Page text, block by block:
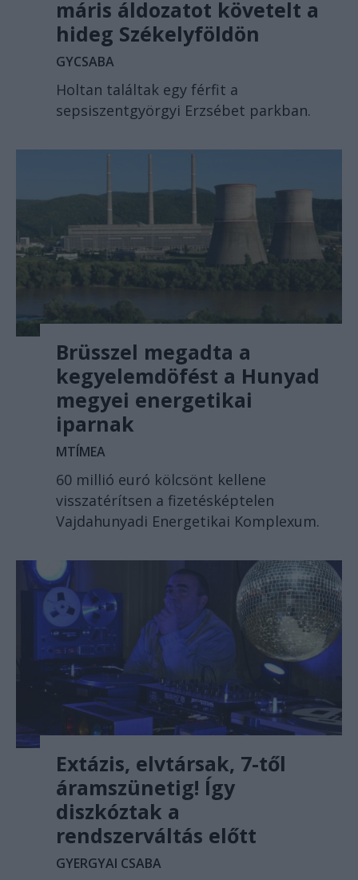
máris áldozatot követelt a
hideg Székelyföldön
GYCSABA
Holtan találtak egy férfit a
sepsiszentgyörgyi Erzsébet parkban.
Brüsszel megadta a
kegyelemdöfést a Hunyad
megyei energetikai
iparnak
MTÍMEA
60 millió euró kölcsönt kellene
visszatérítsen a fizetésképtelen
Vajdahunyadi Energetikai Komplexum.
Extázis, elvtársak, 7-től
áramszünetig! Így
diszkóztak a
rendszerváltás előtt
GYERGYAI CSABA